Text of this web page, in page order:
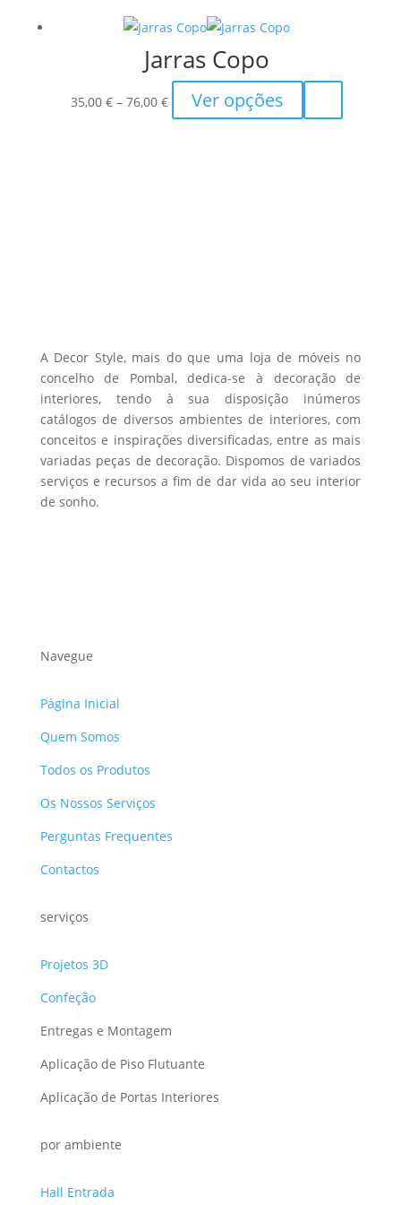
Jarras Copo
35,00 € – 76,00 €Price
range:
Ver opções
product
the
product
page
A Decor Style, mais do que uma loja de móveis no
concelho de Pombal, dedica-se à decoração de
interiores, tendo à sua disposição inúmeros
catálogos de diversos ambientes de interiores, com
conceitos e inspirações diversificadas, entre as mais
variadas peças de decoração. Dispomos de variados
serviços e recursos a fim de dar vida ao seu interior
de sonho.
Navegue
Página Inicial
Quem Somos
Todos os Produtos
Os Nossos Serviços
Perguntas Frequentes
Contactos
serviços
Projetos 3D
Confeção
Entregas e Montagem
Aplicação de Piso Flutuante
Aplicação de Portas Interiores
por ambiente
Hall Entrada